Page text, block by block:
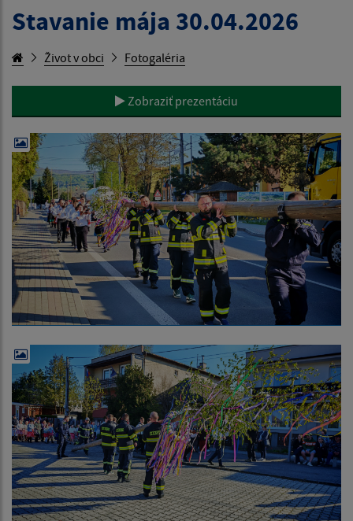
Stavanie mája 30.04.2026
Život v obci Fotogaléria
Zobraziť prezentáciu